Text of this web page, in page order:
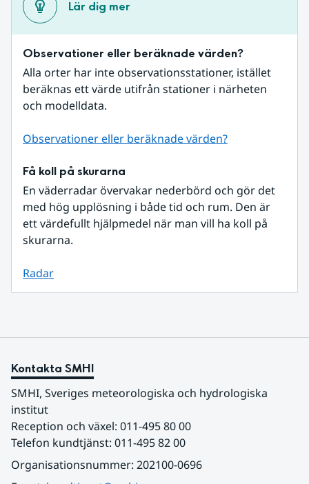
Lär dig mer
Observationer eller beräknade värden?
Alla orter har inte observationsstationer, istället
beräknas ett värde utifrån stationer i närheten
och modelldata.
Observationer eller beräknade värden?
Få koll på skurarna
En väderradar övervakar nederbörd och gör det
med hög upplösning i både tid och rum. Den är
ett värdefullt hjälpmedel när man vill ha koll på
skurarna.
Radar
Kontakta SMHI
SMHI, Sveriges meteorologiska och hydrologiska
institut
Reception och växel: 011-495 80 00
Telefon kundtjänst: 011-495 82 00
Organisationsnummer: 202100-0696